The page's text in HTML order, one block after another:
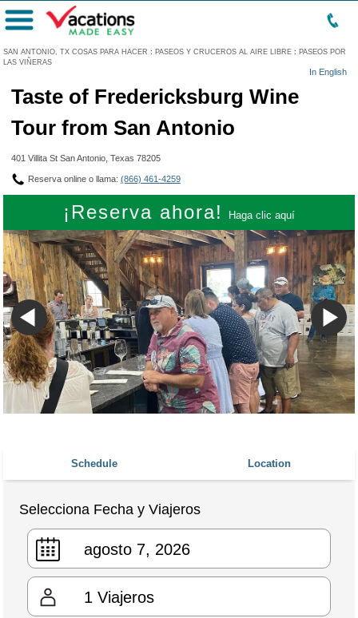
SAN ANTONIO, TX COSAS PARA HACER : PASEOS Y CRUCEROS AL AIRE LIBRE : PASEOS POR
LAS VIÑERAS
In English
Menú
Taste of Fredericksburg Wine
Tour from San Antonio
401 Villita St San Antonio, Texas 78205
Reserva online o llama: (866) 461-4259
¡Reserva ahora! Haga clic aquí
Schedule Location
Selecciona Fecha y Viajeros
1 Viajeros